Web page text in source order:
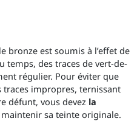
bronze est soumis à l’effet de
temps, des traces de vert-de-
régulier. Pour éviter que
traces impropres, ternissant
défunt, vous devez la
sa teinte originale.